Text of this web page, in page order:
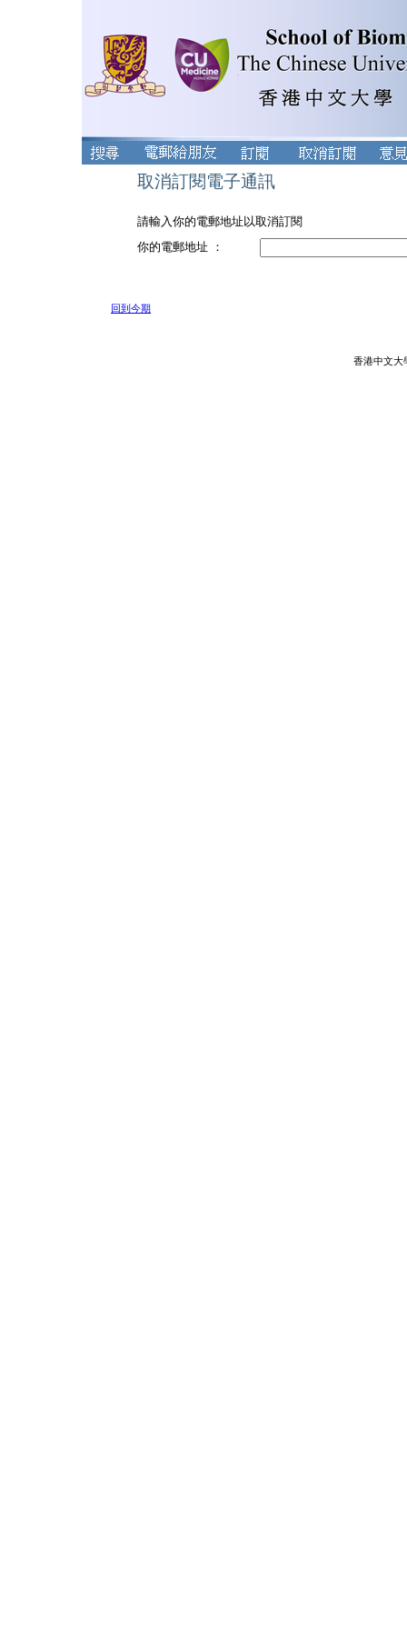
取消訂閱電子通訊
請輸入你的電郵地址以取消訂閱
你的電郵地址 ：
回到今期
香港中文大